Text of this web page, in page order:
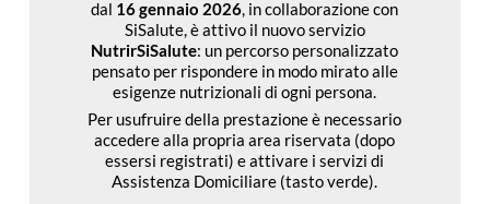
dal 16 gennaio 2026, in collaborazione con
SiSalute, è attivo il nuovo servizio
NutrirSiSalute: un percorso personalizzato
pensato per rispondere in modo mirato alle
esigenze nutrizionali di ogni persona.
Per usufruire della prestazione è necessario
accedere alla propria area riservata (dopo
essersi registrati) e attivare i servizi di
Assistenza Domiciliare (tasto verde).